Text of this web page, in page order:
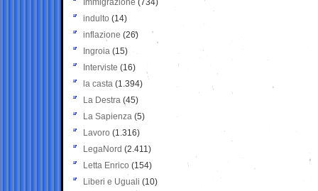
Immigrazione (734)
indulto (14)
inflazione (26)
Ingroia (15)
Interviste (16)
la casta (1.394)
La Destra (45)
La Sapienza (5)
Lavoro (1.316)
LegaNord (2.411)
Letta Enrico (154)
Liberi e Uguali (10)